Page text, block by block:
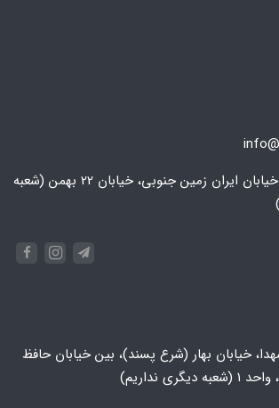
تهران، پونک، خیابان ایران زمین جنوبی، خیابان 22 بهمن (شعبه
خیابان بهار (شرع پسند)، بین خیابان حافظ
نداریم)